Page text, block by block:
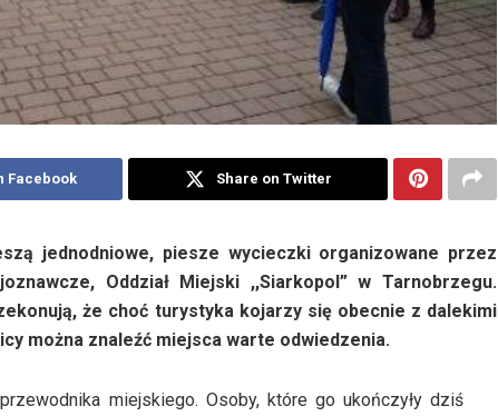
Facebook Share on Twitter
jednodniowe, piesze wycieczki organizowane przez
Oddział Miejski ,,Siarkopol” w Tarnobrzegu.
że choć turystyka kojarzy się obecnie z dalekimi
można znaleźć miejsca warte odwiedzenia.
miejskiego. Osoby, które go ukończyły dziś